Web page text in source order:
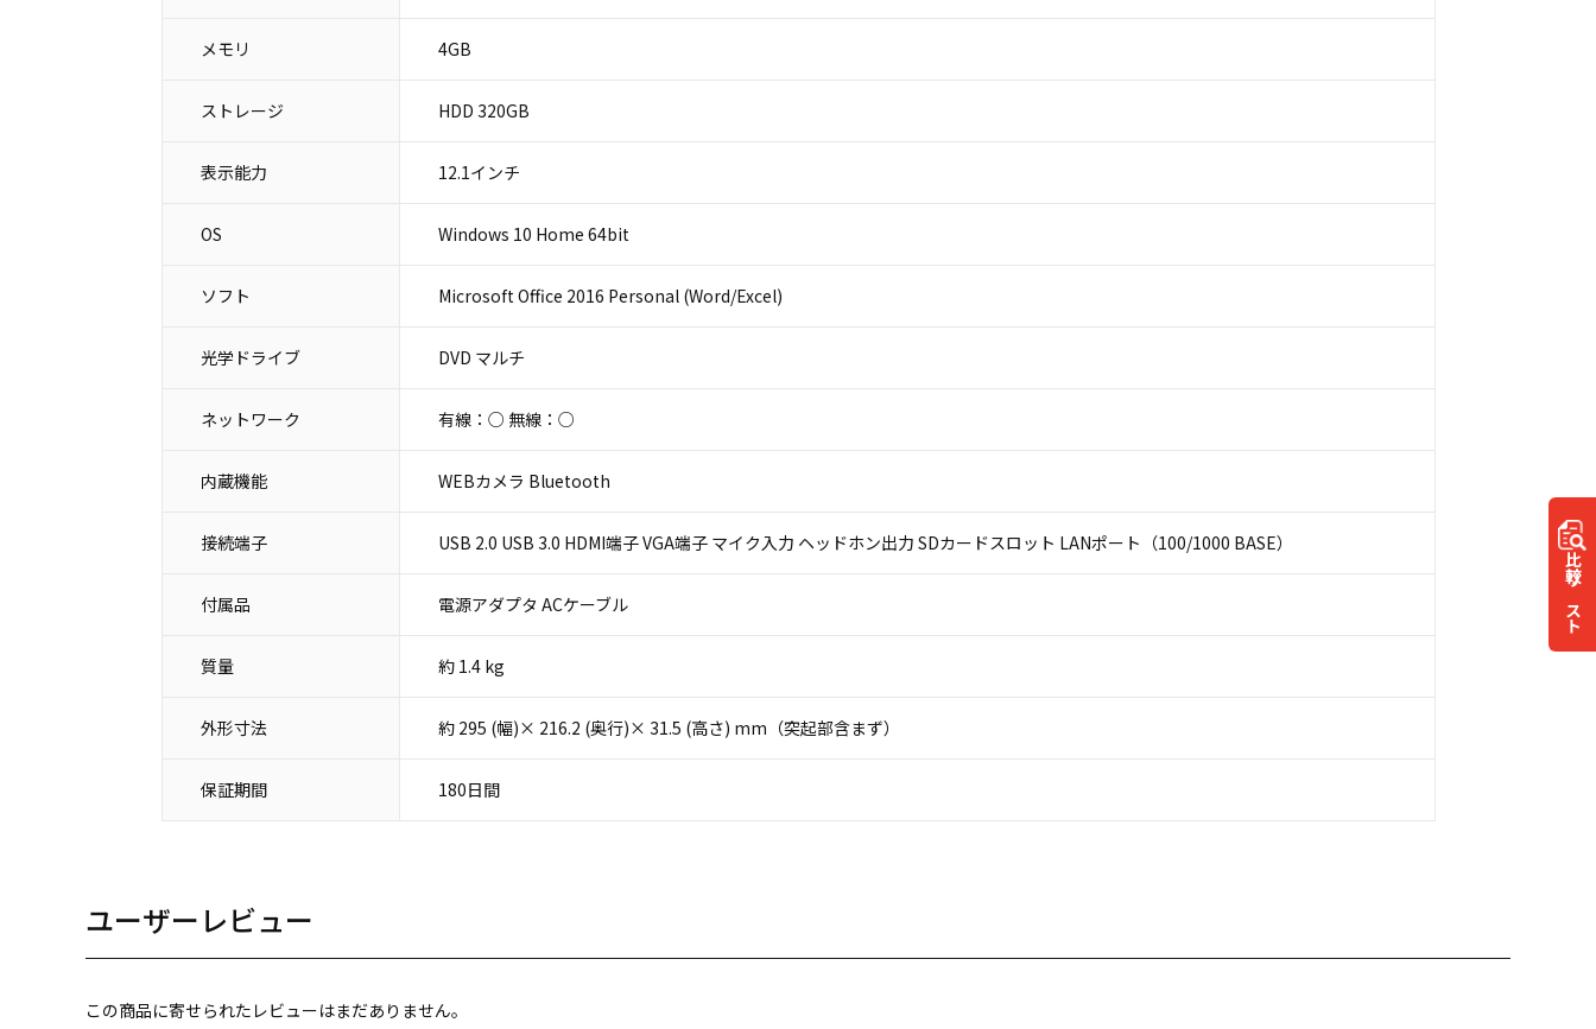
比較
リスト
メモリ 4GB
ストレージ HDD 320GB
表示能力 12.1インチ
OS Windows 10 Home 64bit
ソフト Microsoft Office 2016 Personal (Word/Excel)
光学ドライブ DVD マルチ
ネットワーク 有線：○ 無線：○
内蔵機能 WEBカメラ Bluetooth
接続端子 USB 2.0 USB 3.0 HDMI端子 VGA端子 マイク入力 ヘッドホン出力 SDカードスロット LANポート（100/1000 BASE）
付属品 電源アダプタ ACケーブル
質量 約 1.4 kg
外形寸法 約 295 (幅)× 216.2 (奥行)× 31.5 (高さ) mm（突起部含まず）
保証期間 180日間
ユーザーレビュー
この商品に寄せられたレビューはまだありません。